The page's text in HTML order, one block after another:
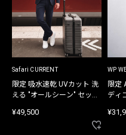
Safari CURRENT
限定 吸水速乾 UVカット 洗
える "オールシーン" セット
¥49,500
WP
限定
ディ